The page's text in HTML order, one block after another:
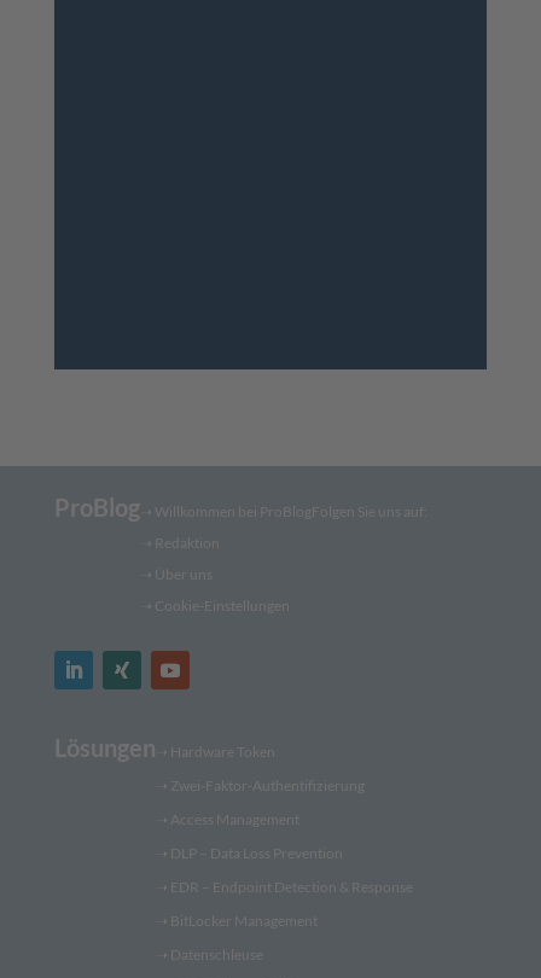
ProBlog➝ Willkommen bei ProBlog
➝ Redaktion
➝ Über uns
➝ Cookie-Einstellungen
Folgen Sie uns auf:
Lösungen ➝ Hardware Token
➝ Zwei-Faktor-Authentifizierung
➝ Access Management
➝ DLP – Data Loss Prevention
➝ EDR – Endpoint Detection & Response
➝ BitLocker Management
➝ Datenschleuse